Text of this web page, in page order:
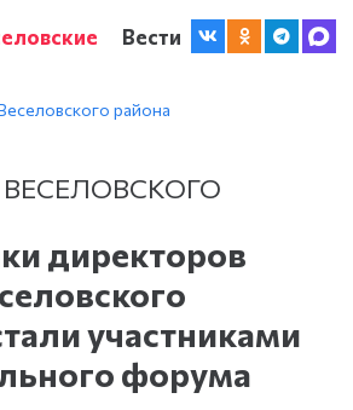
Вести
района
директоров
участниками
форума